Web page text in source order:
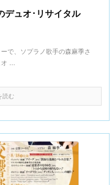
デュオ･リサイタル
で、ソプラノ歌手の森麻季さ
...
読む